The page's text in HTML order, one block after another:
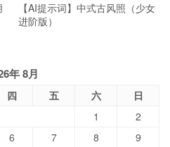
【AI提示词】中式古风照（少女
进阶版）
年 8月
四 五 六
日
1
2
6 7 8
9